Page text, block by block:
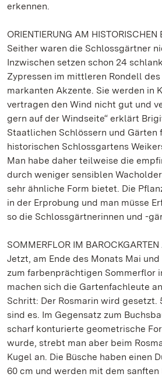
erkennen.
ORIENTIERUNG AM HISTORISCHEN
Seither waren die Schlossgärtner
Inzwischen setzen schon 24
Zypressen im mittleren Rondell
markanten Akzente. Sie werden in
vertragen den Wind nicht gut und
gern auf der Windseite“ erklärt
Staatlichen Schlössern und Gärten
historischen Schlossgartens
Man habe daher teilweise die
durch weniger sensiblen
sehr ähnliche Form bietet. Die
in der Erprobung und man müsse
so die Schlossgärtnerinnen und -
SOMMERFLOR IM BAROCKGARTEN
Jetzt, am Ende des Monats Mai
zum farbenprächtigen Sommerflor
machen sich die Gartenfachleute
Schritt: Der Rosmarin wird gesetzt.
sind es. Im Gegensatz zum
scharf konturierte geometrische
wurde, strebt man aber beim
Kugel an. Die Büsche haben einen
60 cm und werden mit dem